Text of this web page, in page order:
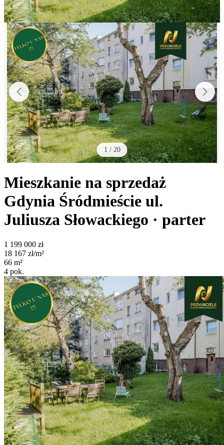
1 / 20
Mieszkanie na sprzedaż
Gdynia Śródmieście ul.
Juliusza Słowackiego · parter
1 199 000 zł
18 167 zł/m²
66 m²
4 pok.